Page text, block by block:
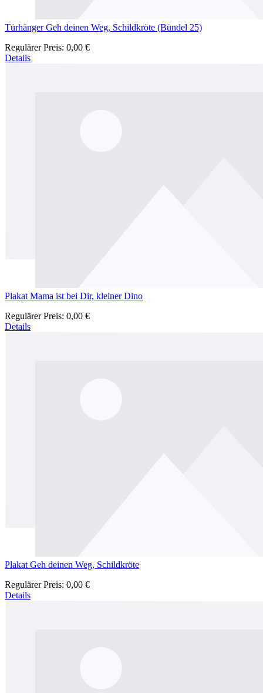
Türhänger Geh deinen Weg, Schildkröte (Bündel 25)
Regulärer Preis: 0,00 €
Details
Plakat Mama ist bei Dir, kleiner Dino
Regulärer Preis: 0,00 €
Details
Plakat Geh deinen Weg, Schildkröte
Regulärer Preis: 0,00 €
Details